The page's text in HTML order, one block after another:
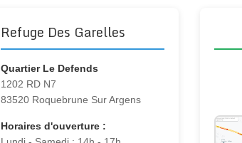
Refuge Des Garelles
Quartier Le Defends
1202 RD N7
83520 Roquebrune Sur Argens
Horaires d'ouverture :